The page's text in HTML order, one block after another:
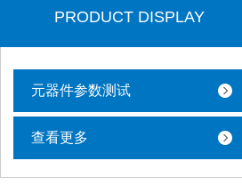
PRODUCT DISPLAY
元器件参数测试
查看更多